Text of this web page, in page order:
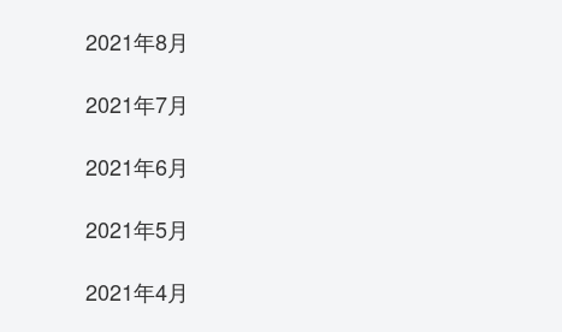
2021年8月
2021年7月
2021年6月
2021年5月
2021年4月